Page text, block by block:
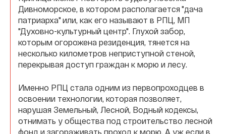
Дивноморское, в котором располагается "дача
патриарха" или, как его называют в РПЦ, МП
"Духовно-культурный центр". Глухой забор,
которым огорожена резиденция, тянется на
несколько километров неприступной стеной,
перекрывая доступ граждан к морю и лесу.
Именно РПЦ стала одним из первопроходцев в
освоении технологии, которая позволяет,
нарушая Земельный, Лесной, Водный кодексы,
отнимать у общества под строительство лесной
фонд и загораживать проход к морю. А уж если в